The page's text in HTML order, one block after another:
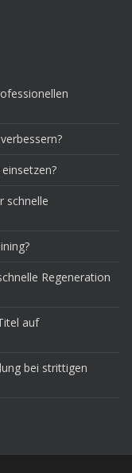
schnelle
Regeneration
auf
bei strittigen